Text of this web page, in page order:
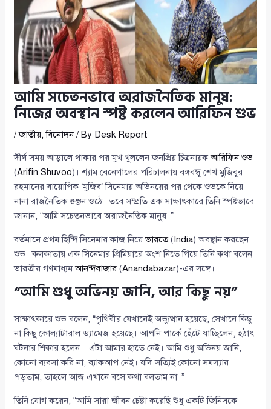
আমি সচেতনভাবে অরাজনৈতিক মানুষ:
নিজের অবস্থান স্পষ্ট করলেন আরিফিন শুভ
/জাতীয়,বিনোদন/ By Desk Report
দীর্ঘ সময় আড়ালে থাকার পর মুখ খুললেন জনপ্রিয় চিত্রনায়কআরিফিন শুভ
(Arifin Shuvoo)। শ্যাম বেনেগালের পরিচালনায় বঙ্গবন্ধু শেখ মুজিবুর
রহমানের বায়োপিক ‘মুজিব’ সিনেমায় অভিনয়ের পর থেকে শুভকে নিয়ে
নানা রাজনৈতিক গুঞ্জন ওঠে। তবে সম্প্রতি এক সাক্ষাৎকারে তিনি স্পষ্টভাবে
জানান, “আমি সচেতনভাবে অরাজনৈতিক মানুষ।”
বর্তমানে প্রথম হিন্দি সিনেমার কাজ নিয়েভারতে( India) অবস্থান করছেন
শুভ। কলকাতায় এক সিনেমার প্রিমিয়ারে অংশ নিতে গিয়ে তিনি কথা বলেন
ভারতীয় গণমাধ্যমআনন্দবাজার (Anandabazar)-এর সঙ্গে।
“আমি শুধু অভিনয় জানি, আর কিছু নয়”
সাক্ষাৎকারে শুভ বলেন, “পৃথিবীর যেখানেই অভ্যুত্থান হয়েছে, সেখানে কিছু
না কিছু কোল্যাটারাল ড্যামেজ হয়েছে। আপনি পার্কে হেঁটে যাচ্ছিলেন, হঠাৎ
ঘটনার শিকার হলেন—এটা আমার হাতে নেই। আমি শুধু অভিনয় জানি,
কোনো ব্যবসা করি না, ব্যাকআপ নেই। যদি সত্যিই কোনো সমস্যায়
পড়তাম, তাহলে আজ এখানে বসে কথা বলতাম না।”
তিনি যোগ করেন, “আমি সারা জীবন চেষ্টা করেছি শুধু একটি জিনিসকে